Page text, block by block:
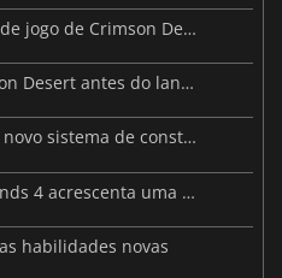
Pearl Abyss revela imagens de jogo de Crimson Desert para a PS5
A controvérsia atinge Crimson Desert antes do lançamento
Subnautica 2 apresenta um novo sistema de construção de bases
O primeiro DLC de Borderlands 4 acrescenta uma nova personagem e muito mais
habilidades novas